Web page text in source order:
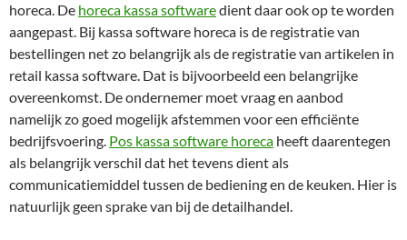
horeca. De horeca kassa softwaredient daar ook op te worden
aangepast. Bij kassa software horeca is de registratie van
bestellingen net zo belangrijk als de registratie van artikelen in
retail kassa software. Dat is bijvoorbeeld een belangrijke
overeenkomst. De ondernemer moet vraag en aanbod
namelijk zo goed mogelijk afstemmen voor een efficiënte
bedrijfsvoering. Pos kassa software horeca heeft daarentegen
als belangrijk verschil dat het tevens dient als
communicatiemiddel tussen de bediening en de keuken. Hier is
natuurlijk geen sprake van bij de detailhandel.